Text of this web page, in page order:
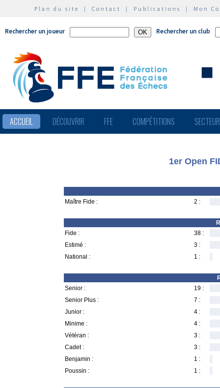
Plan du site | Contact | Publications | Mon
Rechercher un joueur Rechercher un club
ACCUEIL DÉCOUVRIR FFE COMPÉTITIONS
1er Open
Maître Fide : 2 :
Fide :
38 :
Estimé :
3 :
National :
1 :
Senior :
19 :
Senior Plus :
7 :
Junior :
4 :
Minime :
4 :
Vétéran :
3 :
Cadet :
3 :
Benjamin :
1 :
Poussin :
1 :